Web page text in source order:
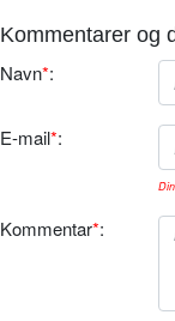
Kommentarer og
Navn*:
E-mail*:
Kommentar*: